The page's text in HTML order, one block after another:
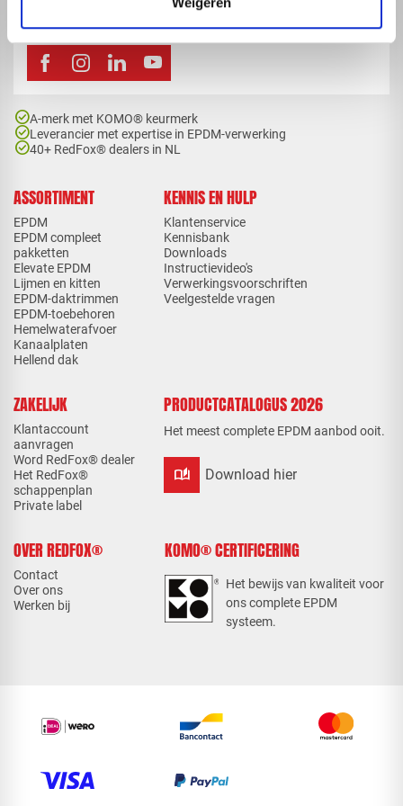
ASSORTIMENT
EPDM
EPDM compleet
pakketten
Elevate EPDM
Lijmen en kitten
EPDM-daktrimmen
EPDM-toebehoren
Hemelwaterafvoer
Kanaalplaten
Hellend dak
KENNIS EN HULP
Klantenservice
Kennisbank
Downloads
Instructievideo's
Verwerkingsvoorschriften
Veelgestelde vragen
ZAKELIJK
Klantaccount
aanvragen
Word RedFox® dealer
Het RedFox®
schappenplan
Private label
PRODUCTCATALOGUS 2026
Het meest complete EPDM aanbod ooit.
auto_stories Download hier
OVER REDFOX®
Contact
Over ons
Werken bij
KOMO® CERTIFICERING
Het bewijs van kwaliteit voor
ons complete EPDM
systeem.
check_circleA-merk met KOMO® keurmerk
check_circleLeverancier met expertise in EPDM-verwerking
check_circle40+ RedFox® dealers in NL